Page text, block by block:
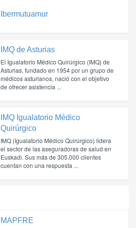
Ibermutuamur
IMQ de Asturias
El Igualatorio Médico Quirúrgico (IMQ) de
Asturias, fundado en 1954 por un grupo de
médicos asturianos, nació con el objetivo
de ofrecer asistencia ...
IMQ Igualatorio Médico
Quirúrgico
IMQ (Igualatorio Médico Quirúrgico) lidera
el sector de las aseguradoras de salud en
Euskadi. Sus más de 305.000 clientes
cuentan con una respuesta ...
MAPFRE